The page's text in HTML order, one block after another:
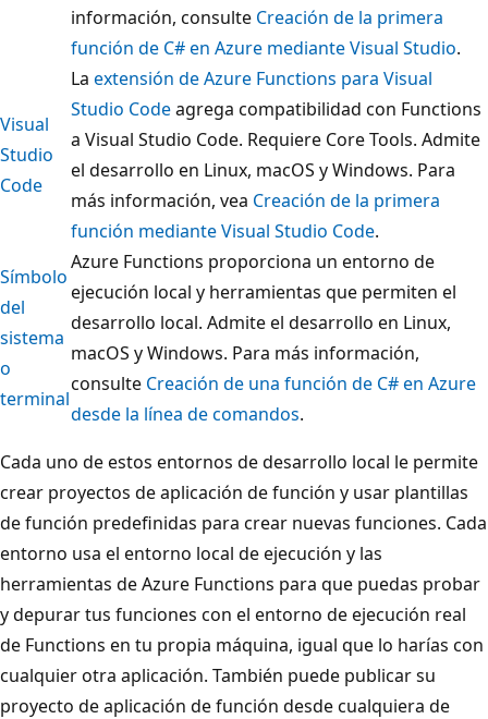
información, consulte Creación de la primera
función de C# en Azure mediante Visual Studio.
Visual
Studio
Code
La extensión de Azure Functions para Visual
Studio Codeagrega compatibilidad con Functions
a Visual Studio Code. Requiere Core Tools. Admite
el desarrollo en Linux, macOS y Windows. Para
más información, vea Creación de la primera
función mediante Visual Studio Code.
Símbolo
del
sistema
o
terminal
Azure Functions proporciona un entorno de
ejecución local y herramientas que permiten el
desarrollo local. Admite el desarrollo en Linux,
macOS y Windows. Para más información,
consulte Creación de una función de C# en Azure
desde la línea de comandos.
Cada uno de estos entornos de desarrollo local le permite
crear proyectos de aplicación de función y usar plantillas
de función predefinidas para crear nuevas funciones. Cada
entorno usa el entorno local de ejecución y las
herramientas de Azure Functions para que puedas probar
y depurar tus funciones con el entorno de ejecución real
de Functions en tu propia máquina, igual que lo harías con
cualquier otra aplicación. También puede publicar su
proyecto de aplicación de función desde cualquiera de